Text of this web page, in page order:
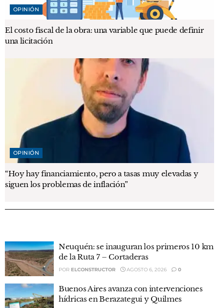
OPINIÓN
El costo fiscal de la obra: una variable que puede definir
una licitación
OPINIÓN
“Hoy hay financiamiento, pero a tasas muy elevadas y
siguen los problemas de inflación”
Neuquén: se inauguran los primeros 10 km
de la Ruta 7 – Cortaderas
POR ELCONSTRUCTOR AGOSTO 6, 2026 0
Buenos Aires avanza con intervenciones
hídricas en Berazategui y Quilmes